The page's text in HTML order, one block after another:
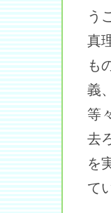
う
真
も
義
等
去
を
て